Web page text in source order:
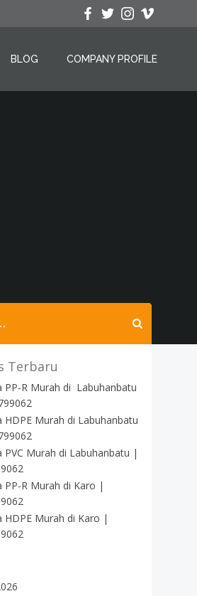
BLOG COMPANY PROFILE
Terbaru
PP-R Murah di Labuhanbatu
HDPE Murah di Labuhanbatu
PVC Murah di Labuhanbatu |
PP-R Murah di Karo |
HDPE Murah di Karo |